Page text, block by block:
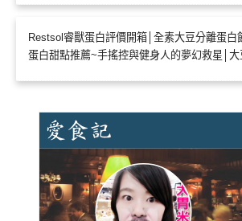
Restsol睿獸蛋白評價開箱│全素大豆分離蛋白
蛋白甜點推薦~手搖控與健身人的夢幻救星│大